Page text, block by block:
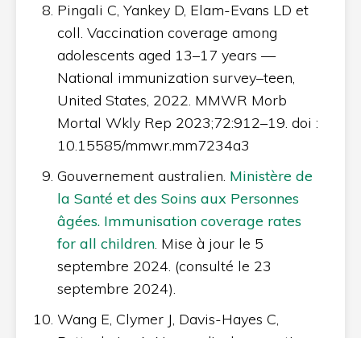
Pingali C, Yankey D, Elam-Evans LD et
coll. Vaccination coverage among
adolescents aged 13–17 years —
National immunization survey–teen,
United States, 2022. MMWR Morb
Mortal Wkly Rep 2023;72:912–19. doi :
10.15585/mmwr.mm7234a3
Gouvernement australien. Ministère de
la Santé et des Soins aux Personnes
âgées. Immunisation coverage rates
for all children. Mise à jour le 5
septembre 2024. (consulté le 23
septembre 2024).
Wang E, Clymer J, Davis-Hayes C,